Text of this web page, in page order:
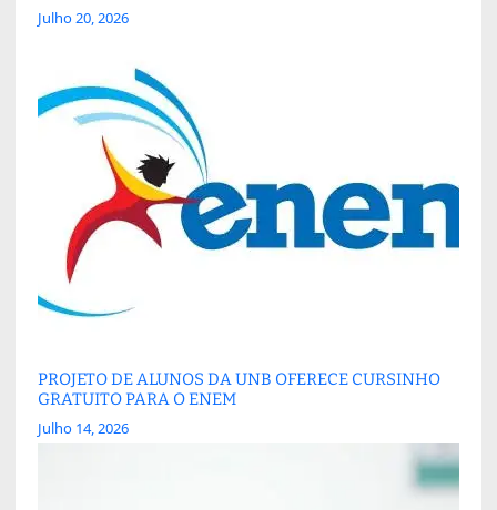
Julho 20, 2026
PROJETO DE ALUNOS DA UNB OFERECE CURSINHO
GRATUITO PARA O ENEM
Julho 14, 2026